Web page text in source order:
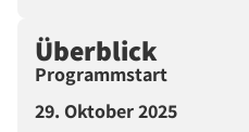
Überblick
Programmstart
29. Oktober 2025